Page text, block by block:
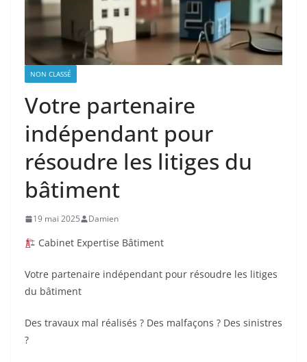
NON CLASSÉ
Votre partenaire
indépendant pour
résoudre les litiges du
bâtiment
19 mai 2025 Damien
Cabinet Expertise Bâtiment
Votre partenaire indépendant pour résoudre les litiges
du bâtiment
Des travaux mal réalisés ? Des malfaçons ? Des sinistres
?